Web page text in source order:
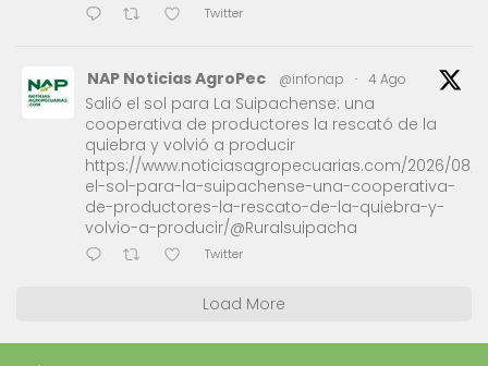
Twitter
NAP Noticias AgroPec @infonap · 4 Ago
Salió el sol para La Suipachense: una
cooperativa de productores la rescató de la
quiebra y volvió a producir
https://www.noticiasagropecuarias.com/2026/08/
el-sol-para-la-suipachense-una-cooperativa-
de-productores-la-rescato-de-la-quiebra-y-
volvio-a-producir/@Ruralsuipacha
Twitter
Load More